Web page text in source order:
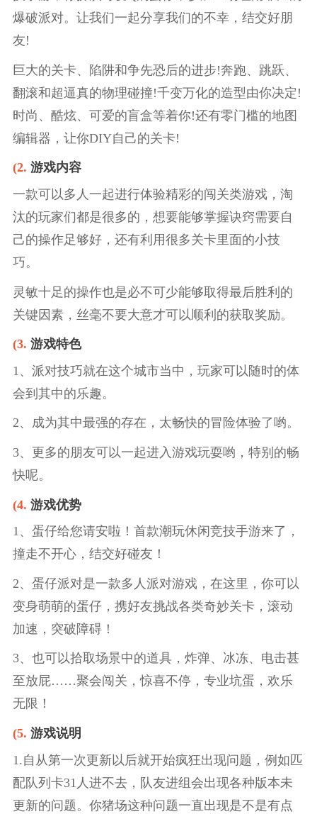
爆破派对。让我们一起分享我们的不幸，结交好朋
友!
巨大的关卡、陷阱和争先恐后的进步!奔跑、跳跃、
翻滚和超逼真的物理碰撞!千变万化的造型由你决定!
时尚、酷炫、可爱的盲盒等着你!还有零门槛的地图
编辑器，让你DIY自己的关卡!
(2. 游戏内容
一款可以多人一起进行体验精彩的闯关类游戏，淘
汰的玩家们都是很多的，想要能够掌握诀窍需要自
己的操作足够好，还有利用很多关卡里面的小技
巧。
灵敏十足的操作也是必不可少能够取得最后胜利的
关键因素，丝毫不要大意才可以顺利的获取奖励。
(3. 游戏特色
1、派对技巧就在这个城市当中，玩家可以随时的体
会到其中的乐趣。
2、成为其中最强的存在，太畅快的冒险体验了哟。
3、更多的朋友可以一起进入游戏玩耍哟，特别的畅
快呢。
(4. 游戏优势
1、蛋仔给您请安啦！首款潮玩休闲竞技手游来了，
撞走不开心，结交好碰友！
2、蛋仔派对是一款多人派对游戏，在这里，你可以
变身萌萌的蛋仔，携好友挑战各类奇妙关卡，滚动
加速，突破障碍！
3、也可以拾取场景中的道具，炸弹、冰冻、电击甚
至放屁……聚会闯关，惊喜不停，专业坑蛋，欢乐
无限！
(5. 游戏说明
1.自从第一次更新以后就开始疯狂出现问题，例如匹
配队列卡31人进不去，队友进组会出现各种版本未
更新的问题。你猪场这种问题一直出现是不是有点